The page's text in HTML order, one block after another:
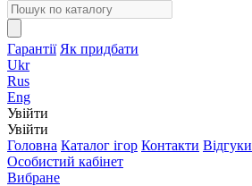
Гарантії Як придбати
Ukr
Rus
Eng
Увійти
Увійти
Головна Каталог ігор Контакти Відгуки
Особистий кабінет
Вибране